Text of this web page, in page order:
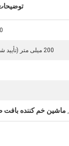
0-
200 میلی متر (تأیید شده توسط مشتری)
, ماشين خم كننده بافت صورت